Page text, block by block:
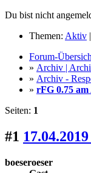
Du bist nicht
Themen: Aktiv |
Forum-
» Archiv |
» Archiv -
» rFG 0.75
Seiten: 1
#1
boeseroeser